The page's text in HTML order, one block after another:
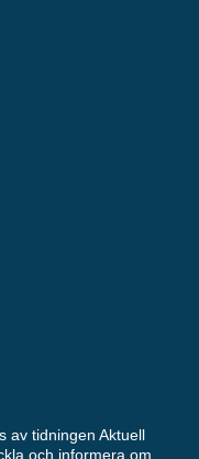
av tidningen Aktuell
och informera om